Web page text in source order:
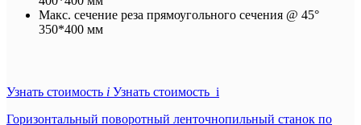
Макс. сечение реза прямоугольного сечения @ 45°
350*400 мм
Узнать стоимость i Узнать стоимость i
Горизонтальный поворотный ленточнопильный станок по